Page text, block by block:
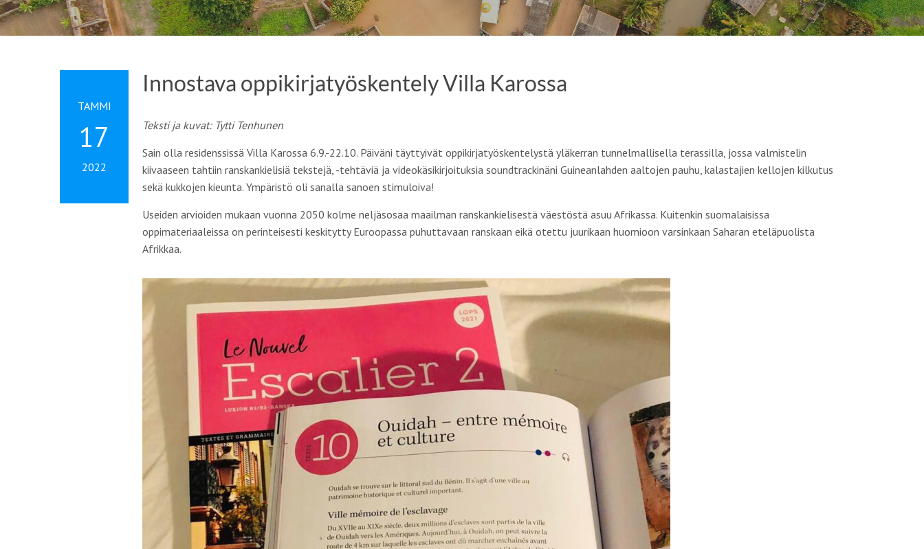
TAMMI
17
2022
Innostava oppikirjatyöskentely Villa Karossa
Teksti ja kuvat: Tytti Tenhunen
Sain olla residenssissä Villa Karossa 6.9.-22.10. Päiväni täyttyivät oppikirjatyöskentelystä yläkerran tunnelmallisella terassilla, jossa valmistelin
kiivaaseen tahtiin ranskankielisiä tekstejä, -tehtäviä ja videokäsikirjoituksia soundtrackinäni Guineanlahden aaltojen pauhu, kalastajien kellojen kilkutus
sekä kukkojen kieunta. Ympäristö oli sanalla sanoen stimuloiva!
Useiden arvioiden mukaan vuonna 2050 kolme neljäsosaa maailman ranskankielisestä väestöstä asuu Afrikassa. Kuitenkin suomalaisissa
oppimateriaaleissa on perinteisesti keskitytty Euroopassa puhuttavaan ranskaan eikä otettu juurikaan huomioon varsinkaan Saharan eteläpuolista
Afrikkaa.